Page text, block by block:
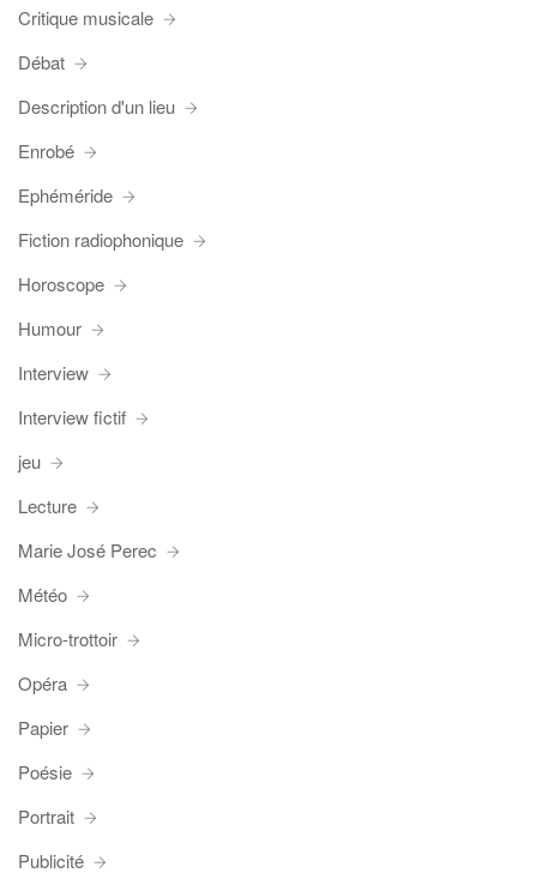
Critique musicale
Débat
Description d'un lieu
Enrobé
Ephéméride
Fiction radiophonique
Horoscope
Humour
Interview
Interview fictif
jeu
Lecture
Marie José Perec
Météo
Micro-trottoir
Opéra
Papier
Poésie
Portrait
Publicité